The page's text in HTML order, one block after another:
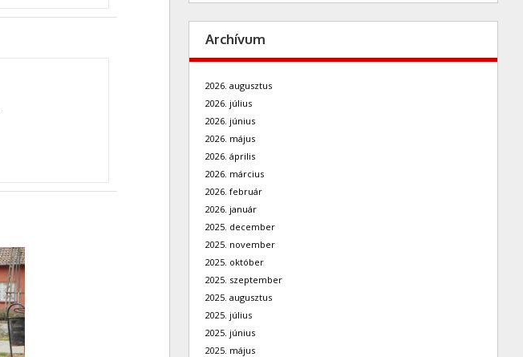
Archívum
2026. augusztus
2026. július
2026. június
2026. május
2026. április
2026. március
2026. február
2026. január
2025. december
2025. november
2025. október
2025. szeptember
2025. augusztus
2025. július
2025. június
2025. május